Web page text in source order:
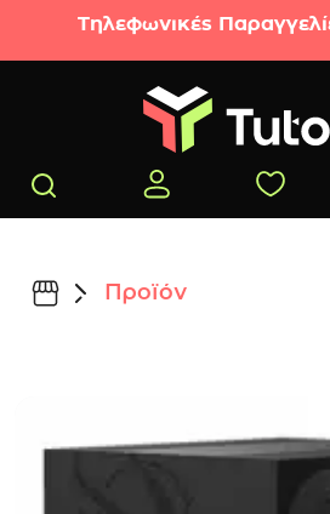
Μετάβαση στο περιεχόμενο
Τηλεφωνικές
Προϊόν